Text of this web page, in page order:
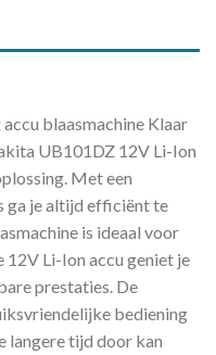
blaasmachine Klaar
UB101DZ 12V Li-Ion
Met een
ga je altijd efficiënt te
is ideaal voor
Li-Ion accu geniet je
prestaties. De
bediening
langere tijd door kan